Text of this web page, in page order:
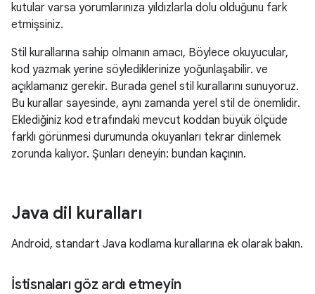
kutular varsa yorumlarınıza yıldızlarla dolu olduğunu fark
etmişsiniz.
Stil kurallarına sahip olmanın amacı, Böylece okuyucular,
kod yazmak yerine söylediklerinize yoğunlaşabilir. ve
açıklamanız gerekir. Burada genel stil kurallarını sunuyoruz.
Bu kurallar sayesinde, aynı zamanda yerel stil de önemlidir.
Eklediğiniz kod etrafındaki mevcut koddan büyük ölçüde
farklı görünmesi durumunda okuyanları tekrar dinlemek
zorunda kalıyor. Şunları deneyin: bundan kaçının.
Java dil kuralları
Android, standart Java kodlama kurallarına ek olarak bakın.
İstisnaları göz ardı etmeyin